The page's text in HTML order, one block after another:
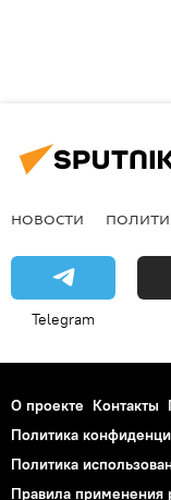
НОВОСТИ
Telegram
О проекте Контакты
Политика
Политика
Правила применения